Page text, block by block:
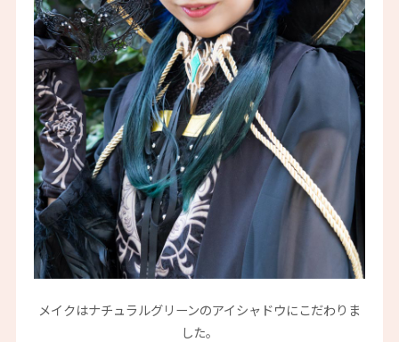
メイクはナチュラルグリーンのアイシャドウにこだわりま
した。